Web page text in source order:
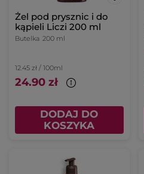
Żel pod prysznic i do
kąpieli Liczi 200 ml
Butelka 200 ml
12.45 zł / 100ml
24.90 zł
DODAJ DO
KOSZYKA